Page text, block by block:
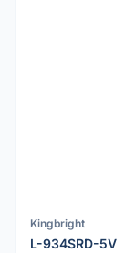
Kingbright
L-934SRD-5V